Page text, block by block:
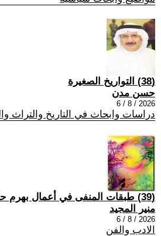
(38) التواريخ الصغيرة
حسن مدن
2026 / 8 / 6
دراسات وابحاث في التاريخ والتراث
(39) طبقات المنفى في أعمال بهرم حاجو
منير المجيد
2026 / 8 / 6
الادب والفن